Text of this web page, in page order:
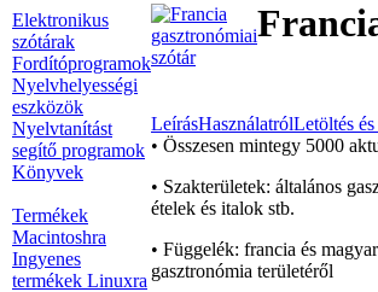
Elektronikus
szótárak
Fordítóprogramok
Nyelvhelyességi
eszközök
Nyelvtanítást
segítő programok
Könyvek
Termékek
Macintoshra
Ingyenes
termékek Linuxra
LeírásHasználatrólLetöltés
• Összesen mintegy 5000
• Szakterületek: általános
ételek és italok stb.
• Függelék: francia és
gasztronómia területéről